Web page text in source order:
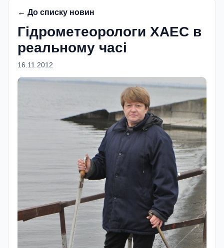
← До списку новин
Гідрометеорологи ХАЕС в
реальному часі
16.11.2012